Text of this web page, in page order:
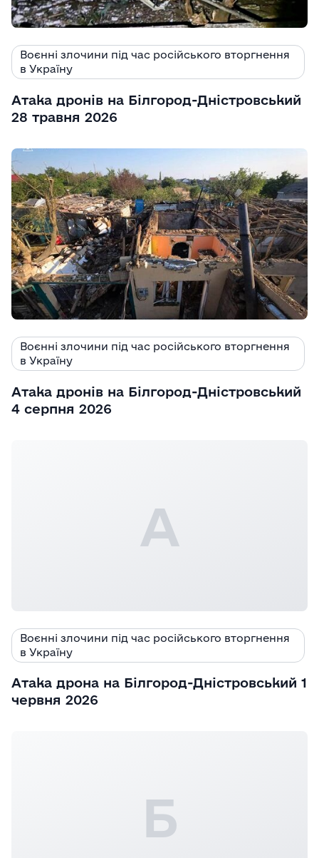
Воєнні злочини під час російського вторгнення
в Україну
Атака дронів на Білгород-Дністровський
28 травня 2026
Воєнні злочини під час російського вторгнення
в Україну
Атака дронів на Білгород-Дністровський
4 серпня 2026
А
Воєнні злочини під час російського вторгнення
в Україну
Атака дрона на Білгород-Дністровський 1
червня 2026
Б